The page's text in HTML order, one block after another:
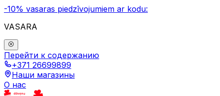
-10% vasaras piedzīvojumiem ar kodu:
VASARA
Перейти к содержанию
+371 26699899
Наши магазины
О нас